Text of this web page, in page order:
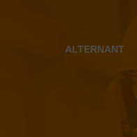
ALTERNANT